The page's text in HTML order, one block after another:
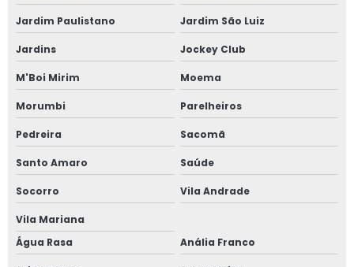
Janela sobrepor acústica
Janela sobreposta
Janela sobreposta acústica
Janela sobreposta de alto padrão
Janela sobreposta de correr
Janela sobreposta de correr em são paulo
Janela sobreposta de giro
Jardim Paulistano Jardim São Luiz
Jardins Jockey Club
M'Boi Mirim Moema
Morumbi Parelheiros
Pedreira Sacomã
Santo Amaro Saúde
Socorro Vila Andrade
Vila Mariana
Água Rasa
Anália Franco